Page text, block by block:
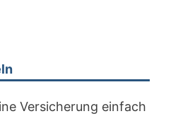
Versicherung einfach